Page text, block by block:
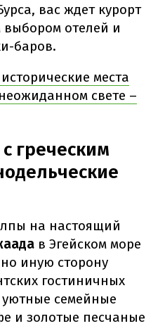
вас ждет курорт
выбором отелей и
баров.
места
свете –
греческим
на настоящий
в Эгейском море
иную сторону
гостиничных
уютные семейные
и золотые песчаные